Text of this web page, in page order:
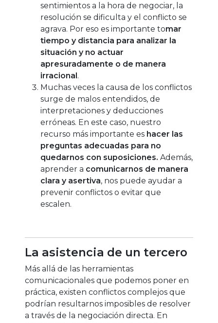
sentimientos a la hora de negociar, la
resolución se dificulta y el conflicto se
agrava. Por eso es importante tomar
tiempo y distancia para analizar la
situación y no actuar
apresuradamente o de manera
irracional.
Muchas veces la causa de los conflictos
surge de malos entendidos, de
interpretaciones y deducciones
erróneas. En este caso, nuestro
recurso más importante es hacer las
preguntas adecuadas para no
quedarnos con suposiciones.Además,
aprender a comunicarnos de manera
clara y asertiva, nos puede ayudar a
prevenir conflictos o evitar que
escalen.
La asistencia de un tercero
Más allá de las herramientas
comunicacionales que podemos poner en
práctica, existen conflictos complejos que
podrían resultarnos imposibles de resolver
a través de la negociación directa. En